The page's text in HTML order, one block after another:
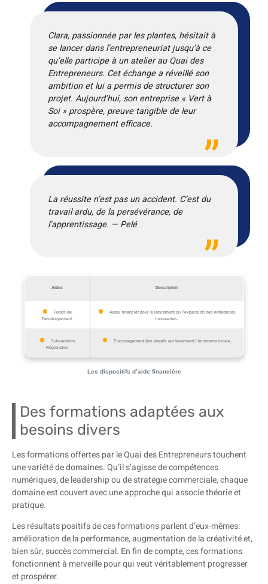
Clara, passionnée par les plantes, hésitait à
se lancer dans l’entrepreneuriat jusqu’à ce
qu’elle participe à un atelier au Quai des
Entrepreneurs. Cet échange a réveillé son
ambition et lui a permis de structurer son
projet. Aujourd’hui, son entreprise « Vert à
Soi » prospère, preuve tangible de leur
accompagnement efficace.
La réussite n’est pas un accident. C’est du
travail ardu, de la persévérance, de
l’apprentissage. — Pelé
Les dispositifs d’aide financière
Aides Description
Fonds de
Développement
Appui financier pour le lancement ou l’expansion des entreprises
innovantes.
Subventions
Régionales
Encouragement des projets qui favorisent l’économie locale.
Des formations adaptées aux
besoins divers
Les formations offertes par le Quai des Entrepreneurs touchent
une variété de domaines. Qu’il s’agisse de compétences
numériques, de leadership ou de stratégie commerciale, chaque
domaine est couvert avec une approche qui associe théorie et
pratique.
Les résultats positifs de ces formations parlent d’eux-mêmes:
amélioration de la performance, augmentation de la créativité et,
bien sûr, succès commercial. En fin de compte, ces formations
fonctionnent à merveille pour qui veut véritablement progresser
et prospérer.